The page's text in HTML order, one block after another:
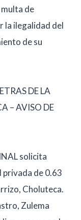
de
la ilegalidad del
de su
DE LA
– AVISO DE
solicita
de 0.63
Choluteca.
Zulema